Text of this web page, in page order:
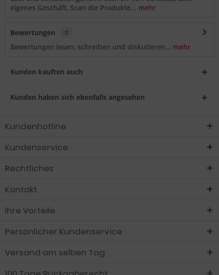
eigenes Geschäft. Scan die Produkte... mehr
Bewertungen
0
Bewertungen lesen, schreiben und diskutieren... mehr
Kunden kauften auch
Kunden haben sich ebenfalls angesehen
Kundenhotline
Kundenservice
Rechtliches
Kontakt
Ihre Vorteile
Persönlicher Kundenservice
Versand am selben Tag